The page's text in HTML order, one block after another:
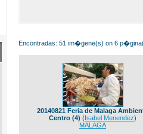
Encontradas: 51 im�gene(s) on 6
20140821 Feria de Malaga
Centro (4) (Isabel Menendez)
MALAGA